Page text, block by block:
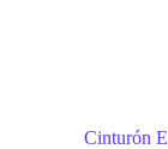
Cinturón